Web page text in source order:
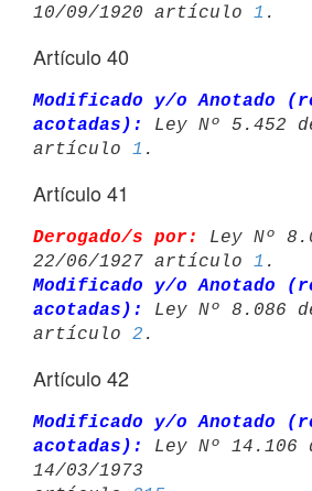
10/09/1920 artículo 1
Artículo 40
Modificado y/o Anotado
acotadas):
Ley Nº 5.452
artículo 1
Artículo 41
Derogado/s por:
Ley Nº
22/06/1927 artículo 1
Modificado y/o Anotado
acotadas):
Ley Nº 8.086
artículo 2
Artículo 42
Modificado y/o Anotado
acotadas):
Ley Nº 14.106
14/03/1973